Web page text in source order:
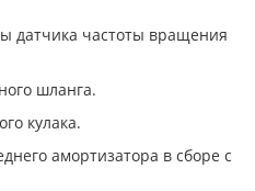
датчика частоты вращения
шланга.
кулака.
амортизатора в сборе с